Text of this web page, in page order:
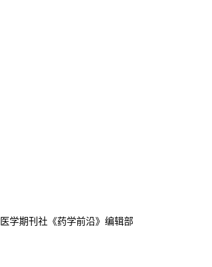
学期刊社《药学前沿》编辑部